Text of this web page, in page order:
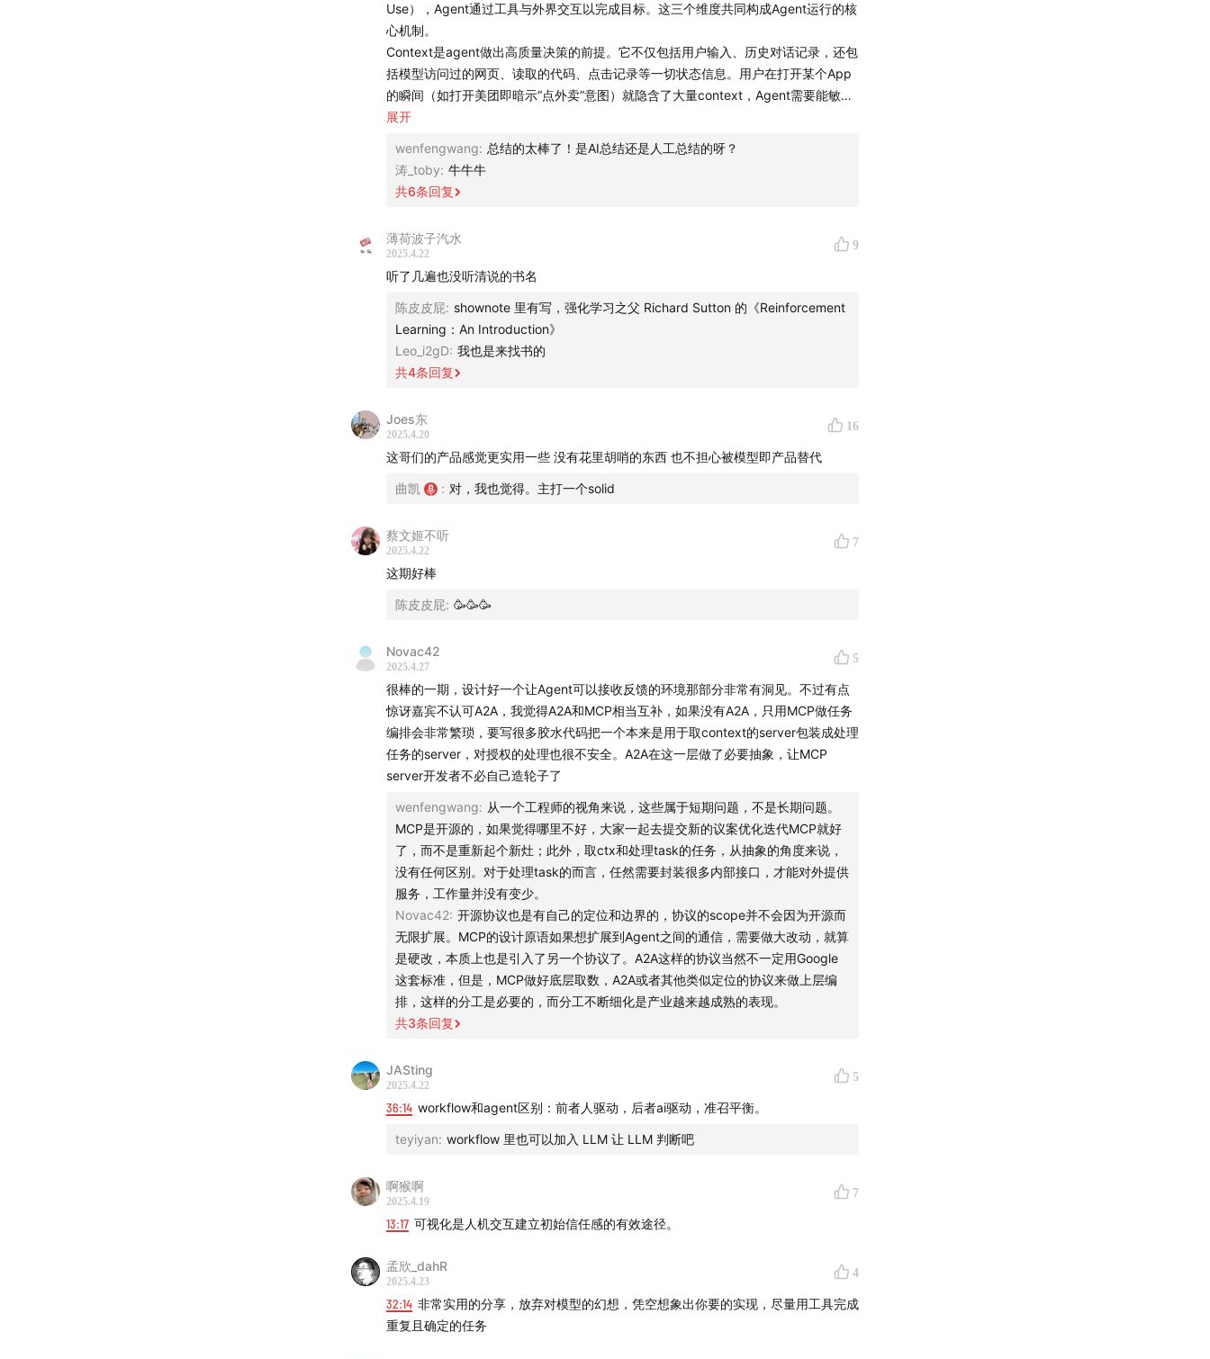
9）大模型自身的 Agent 比如 OpenAI Operator 和其他应用产品的区别是什
么，最终市场形态会怎样
10）如何快速判断一家 Agent 公司做得好不好
出了很多理解和分析 Agent 的框架和关键要素，以及在接近结尾部分留下了让
我非常有启发的一句话：AI Coding 是大模型的灵巧手。
导游：曲凯，42章经创始人
33 号珍藏：王文锋，Agent builder，sheet0.com Founder & CEO，连续创业
者，有近十年 AI、Data Infra 产品设计和 Coding 经验。
waiting list 申请，即将内测。
00:47 Agent 三要素：LLM、Context、Tool Use
怎么理解 Agent 中的 Context？
4:21
4:40代码调用支线：Function Call、MCP、A2A 之间的区别是什么？
6:35模拟人类支线：浏览器是大模型能调用的最重要的工具
7:07 两条支线各有优缺点，也可以混合起来
12:25Browser Use 的核心价值是给用户提供「安全感」
14:19AI Coding 和 Agent 最终会殊途同归吗？
16:15Agent 的终局会走向通用还是垂直？
17:17脱离了 RL，Agent 就不成立了
19:15 所以 Agent 创业公司该如何使用 RL？
22:54一个非共识理解：聊天框 + 场景推荐 UI 界面就是最好的交互形态
31:54Sheet0 是一个怎样的 Agent 产品？
34:15怎么把任务执行的准确率做到了 100%？
35:39Workflow 会被 Agent 颠覆掉吗？
36:49不同 Agent 的核心区别是什么？
39:05AI Coding 是大模型的「灵巧手」
Agent 有两大「信任」命题
44:22分享一个预测 Agent 未来发展的思考框架
47:33如何快速判断一家 Agent 公司做得好不好？
【Reference】
文锋推荐大家都读一读强化学习之父 Richard Sutton 的
Learning：An Introduction》
描下面的二维码，一起来认识&交流！
Use），Agent通过工具与外界交互以完成目标。这三个维度共同构成Agent运行的核
心机制。
Context是agent做出高质量决策的前提。它不仅包括用户输入、历史对话记录，还包
括模型访问过的网页、读取的代码、点击记录等一切状态信息。用户在打开某个App
的瞬间（如打开美团即暗示“点外卖”意图）就隐含了大量context，Agent需要能敏锐
捕捉这些信号。真正高质量的数据不仅包括输入与结果，还包括“从输入到结果之间”
序列数据，这正是其在AI Native时代最具竞争力的优势。Context是Agent内部对“当
前环境”的建模基础。Agent依赖上下文来理解用户意图、保持状态一致性并形成连续
性的行动链。
Agent的底层逻辑源自强化学习，其三要素为：状态（State）、行动（Action）、激
励信号（Reward）。其中：状态即Context，描述Agent所处的环境信息；行动即工
构造出“一个可以反馈的环境”，让Agent的行为有明确收敛目标。创业公司设计Agent
时，关键在于：（1）将产品本身设计成“环境”，让模型理解输入、输出与行为反馈；
（2）明确界定“好行为”与“坏行为”，定义奖励机制；（3）允许用户参与Agent的行为
澄清与反馈过程，提高可解释性与交互灵活度。Agent面临双重信任挑战： 1）开发
率； 2）用户需信任Agent的行为过程与结果，这就要求系统设计中加入可解释性机
制、逐步反馈系统。
Agent系统构建的两个核心变量：（1）Context的构建：工程实现上复杂度高，常需
半年以上的积累；（2）LLM性能：未来以GPT-5为代表的大模型能力提升，以及推
进的Agent，必须明确什么样的行为是“好”的（应被鼓励），什么是“差”的（应被纠
正）。这类激励机制不应仅依赖模型本身，而需产品系统提供明确的行为评估信号，
从而引导Agent优化自身决策。
展开
wenfengwang: 总结的太棒了！是AI总结还是人工总结的呀？
涛_toby: 牛牛牛
共6条回复
薄荷波子汽水
2025.4.22
9
听了几遍也没听清说的书名
陈皮皮屁: shownote 里有写，强化学习之父 Richard Sutton 的《Reinforcement
Learning：An Introduction》
Leo_i2gD: 我也是来找书的
共4条回复
Joes东
2025.4.20
16
这哥们的产品感觉更实用一些 没有花里胡哨的东西 也不担心被模型即产品替代
曲凯 : 对，我也觉得。主打一个solid
蔡文姬不听
2025.4.22
7
这期好棒
陈皮皮屁: 🥳🥳🥳
Novac42
2025.4.27
5
很棒的一期，设计好一个让Agent可以接收反馈的环境那部分非常有洞见。不过有点
惊讶嘉宾不认可A2A，我觉得A2A和MCP相当互补，如果没有A2A，只用MCP做任务
编排会非常繁琐，要写很多胶水代码把一个本来是用于取context的server包装成处理
任务的server，对授权的处理也很不安全。A2A在这一层做了必要抽象，让MCP
server开发者不必自己造轮子了
wenfengwang: 从一个工程师的视角来说，这些属于短期问题，不是长期问题。
MCP是开源的，如果觉得哪里不好，大家一起去提交新的议案优化迭代MCP就好
了，而不是重新起个新灶；此外，取ctx和处理task的任务，从抽象的角度来说，
没有任何区别。对于处理task的而言，任然需要封装很多内部接口，才能对外提供
服务，工作量并没有变少。
Novac42: 开源协议也是有自己的定位和边界的，协议的scope并不会因为开源而
无限扩展。MCP的设计原语如果想扩展到Agent之间的通信，需要做大改动，就算
是硬改，本质上也是引入了另一个协议了。A2A这样的协议当然不一定用Google
这套标准，但是，MCP做好底层取数，A2A或者其他类似定位的协议来做上层编
排，这样的分工是必要的，而分工不断细化是产业越来越成熟的表现。
共3条回复
JASting
2025.4.22
5
36:14 workflow和agent区别：前者人驱动，后者ai驱动，准召平衡。
teyiyan: workflow 里也可以加入 LLM 让 LLM 判断吧
啊猴啊
2025.4.19
7
13:17 可视化是人机交互建立初始信任感的有效途径。
孟欣_dahR
2025.4.23
4
32:14
重复且确定的任务